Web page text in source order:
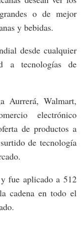
o de mejor
y bebidas.
desde cualquier
a tecnologías de
Aurrerá, Walmart,
electrónico
de productos a
de tecnología
fue aplicado a 512
cadena en todo el